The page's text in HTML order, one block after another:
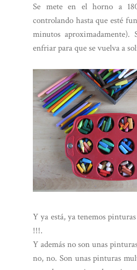
Se mete en el horno a
controlando hasta que esté
minutos aproximadamente).
enfriar para que se vuelva a
Y ya está, ya tenemos
!!!.
Y además no son unas
no, no. Son unas pinturas